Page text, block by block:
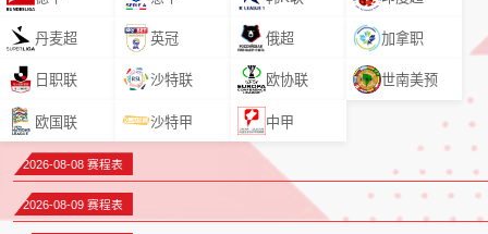
丹麦超 英冠 俄超 加拿职
日职联 沙特联 欧协联 世南美预
欧国联 沙特甲 中甲
2026-08-08 赛程表
2026-08-09 赛程表